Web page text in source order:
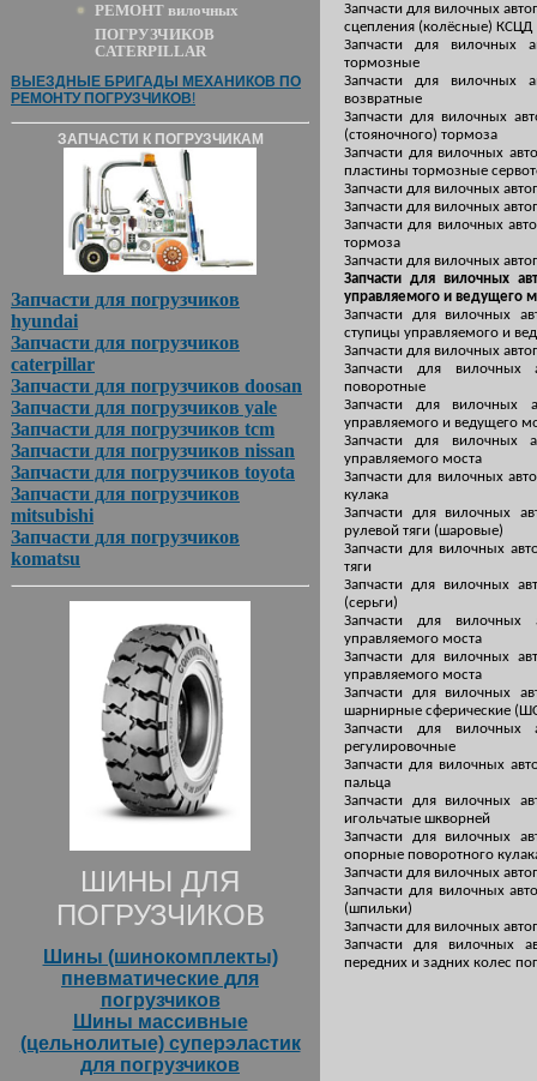
РЕМОНТ вилочных
ПОГРУЗЧИКОВ
CATERPILLAR
ВЫЕЗДНЫЕ БРИГАДЫ МЕХАНИКОВ ПО
РЕМОНТУ ПОГРУЗЧИКОВ!
ЗАПЧАСТИ К ПОГРУЗЧИКАМ
Запчасти для погрузчиков
hyundai
Запчасти для погрузчиков
caterpillar
Запчасти для погрузчиков doosan
Запчасти для погрузчиков yale
Запчасти для погрузчиков tcm
Запчасти для погрузчиков nissan
Запчасти для погрузчиков toyota
Запчасти для погрузчиков
mitsubishi
Запчасти для погрузчиков
komatsu
ШИНЫ ДЛЯ
ПОГРУЗЧИКОВ
Шины (шинокомплекты)
пневматические для
погрузчиков
Шины массивные
(цельнолитые) суперэластик
для погрузчиков
Запчасти для вилочных
сцепления (колёсные) КСЦД
Запчасти для вилочных
тормозные
Запчасти для вилочных
возвратные
Запчасти для вилочных
(стояночного) тормоза
Запчасти для вилочных
пластины тормозные
Запчасти для вилочных
Запчасти для вилочных
Запчасти для вилочных
тормоза
Запчасти для вилочных
Запчасти для вилочных
управляемого и ведущего
Запчасти для вилочных
ступицы управляемого и
Запчасти для вилочных
Запчасти для
поворотные
Запчасти для вилочных
управляемого и ведущего
Запчасти для вилочных
управляемого моста
Запчасти для вилочных
кулака
Запчасти для вилочных
рулевой тяги (шаровые)
Запчасти для вилочных
тяги
Запчасти для вилочных
(серьги)
Запчасти для
управляемого моста
Запчасти для вилочных
управляемого моста
Запчасти для вилочных
шарнирные сферические
Запчасти для
регулировочные
Запчасти для вилочных
пальца
Запчасти для вилочных
игольчатые шкворней
Запчасти для вилочных
опорные поворотного
Запчасти для вилочных
Запчасти для вилочных
(шпильки)
Запчасти для вилочных
Запчасти для вилочных
передних и задних колес